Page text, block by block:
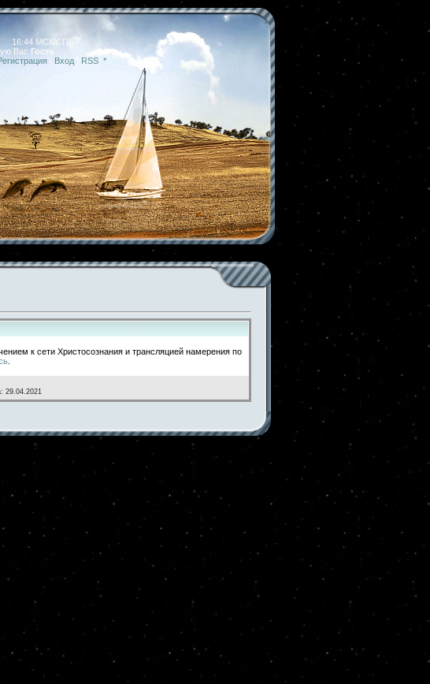
16:44 МСК/СПБ
Вас Гость
| Вход RSS *
к сети Христосознания и трансляцией намерения по
29.04.2021